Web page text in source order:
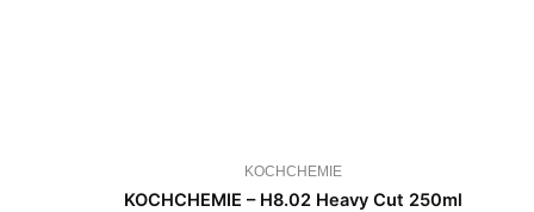
KOCHCHEMIE
KOCHCHEMIE – H8.02 Heavy Cut 250ml